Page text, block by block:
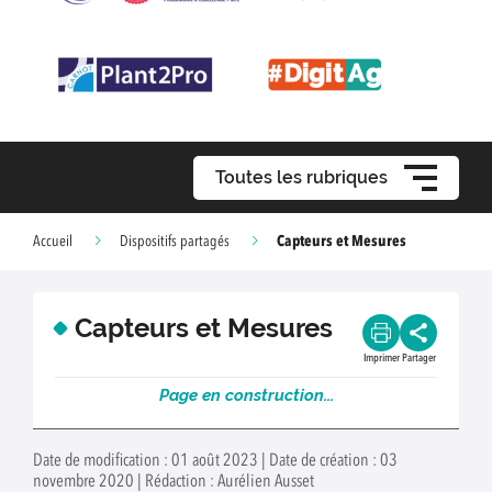
Toutes les rubriques
Accueil Dispositifs partagés Capteurs et Mesures
Capteurs et Mesures
Imprimer Partager
Page en construction...
Date de modification : 01 août 2023 | Date de création : 03
novembre 2020 | Rédaction : Aurélien Ausset